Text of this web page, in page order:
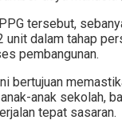
tersebut,
unit dalam tahap
pembangunan.
bertujuan
anak sekolah,
tepat sasaran.